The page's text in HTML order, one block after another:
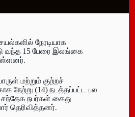
நேரடியாக
வந்த 15 பேரை இலங்கை
மற்றும் குற்றச்
நேற்று (14) நடத்தப்பட்ட பல
நபர்கள் கைது
தெரிவித்தனர்.